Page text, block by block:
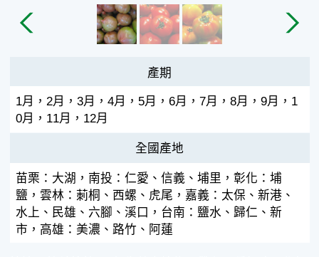
產期
1月，2月，3月，4月，5月，6月，7月，8月，9月，1
0月，11月，12月
全國產地
苗栗：大湖，南投：仁愛、信義、埔里，彰化：埔
鹽，雲林：莿桐、西螺、虎尾，嘉義：太保、新港、
水上、民雄、六腳、溪口，台南：鹽水、歸仁、新
市，高雄：美濃、路竹、阿蓮